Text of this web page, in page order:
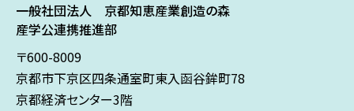
一般社団法人 京都知恵産業創造の森
産学公連携推進部
〒600-8009
京都市下京区四条通室町東入函谷鉾町78
京都経済センター3階